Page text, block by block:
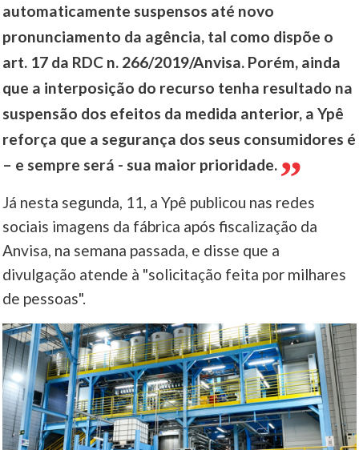
automaticamente suspensos até novo
pronunciamento da agência, tal como dispõe o
art. 17 da RDC n. 266/2019/Anvisa. Porém, ainda
que a interposição do recurso tenha resultado na
suspensão dos efeitos da medida anterior, a Ypê
reforça que a segurança dos seus consumidores é
– e sempre será - sua maior prioridade.
Já nesta segunda, 11, a Ypê publicou nas redes
sociais imagens da fábrica após fiscalização da
Anvisa, na semana passada, e disse que a
divulgação atende à "solicitação feita por milhares
de pessoas".